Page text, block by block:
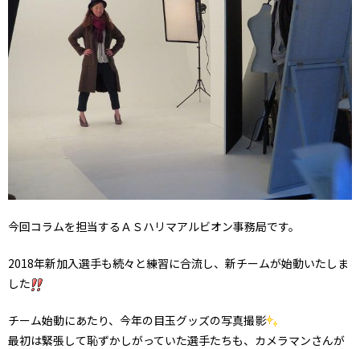
今回コラムを担当するＡＳハリマアルビオン事務局です。
2018年新加入選手も続々と練習に合流し、新チームが始動いたしま
した
チーム始動にあたり、今年の目玉グッズの写真撮影
最初は緊張して恥ずかしがっていた選手たちも、カメラマンさんが